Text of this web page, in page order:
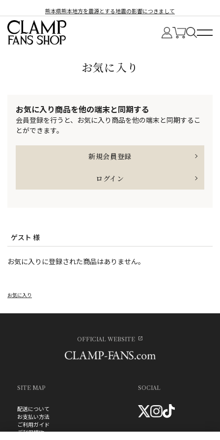
熊本県熊本地方を震源とする地震の影響につきまして
お気に入り
お気に入り商品を他の端末と同期する
会員登録を行うと、お気に入り商品を他の端末と同期するこ
とができます。
新規会員登録
ログイン
ゲスト 様
お気に入りに登録された商品はありません。
お気に入り
OFFICIAL WEBSITE
SITE MAP
配送について
お支払い方法
ご利用ガイド
ご利用規約
SOCIAL